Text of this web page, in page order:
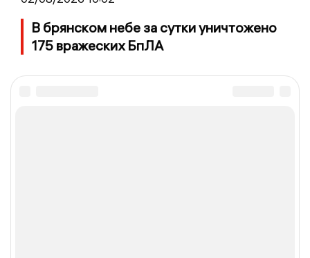
В брянском небе за сутки уничтожено
175 вражеских БпЛА